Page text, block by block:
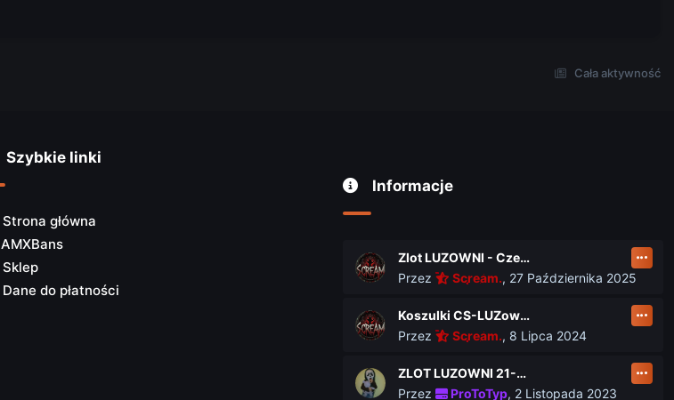
Cała aktywność
Szybkie linki
Strona główna
AMXBans
Sklep
Dane do płatności
Informacje
Zlot LUZOWNI - Czerwiec 2026
Przez
Scream., 27 Października 2025
Koszulki CS-LUZownia.pl
Przez
Scream., 8 Lipca 2024
ZLOT LUZOWNI 21-23 czerwca
Przez
ProToTyp, 2 Listopada 2023